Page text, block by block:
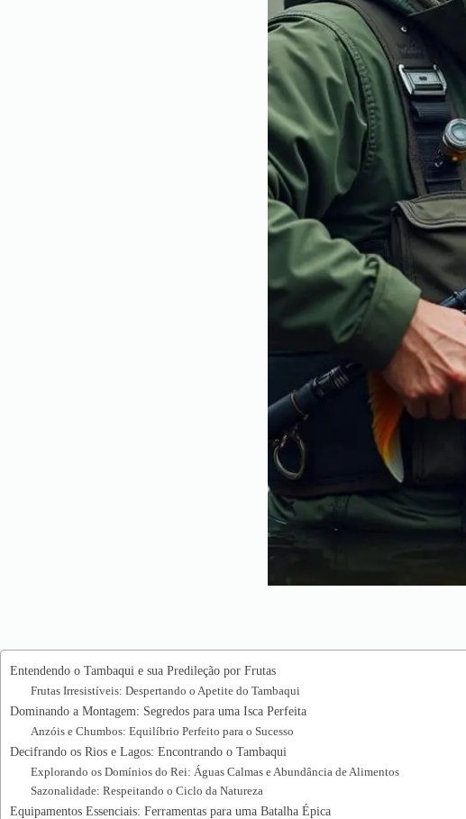
Entendendo o Tambaqui e sua Predileção por Frutas
Frutas Irresistíveis: Despertando o Apetite do Tambaqui
Dominando a Montagem: Segredos para uma Isca Perfeita
Anzóis e Chumbos: Equilíbrio Perfeito para o Sucesso
Decifrando os Rios e Lagos: Encontrando o Tambaqui
Explorando os Domínios do Rei: Águas Calmas e Abundância de Alimentos
Sazonalidade: Respeitando o Ciclo da Natureza
Equipamentos Essenciais: Ferramentas para uma Batalha Épica